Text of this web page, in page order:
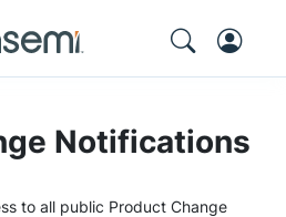
Notifications
to all public Product Change